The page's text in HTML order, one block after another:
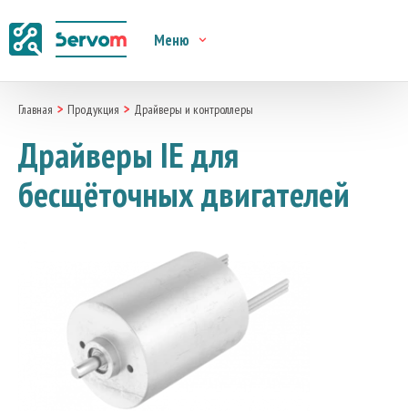
Меню
Главная Продукция Драйверы и контроллеры
Драйверы IE для
бесщёточных двигателей